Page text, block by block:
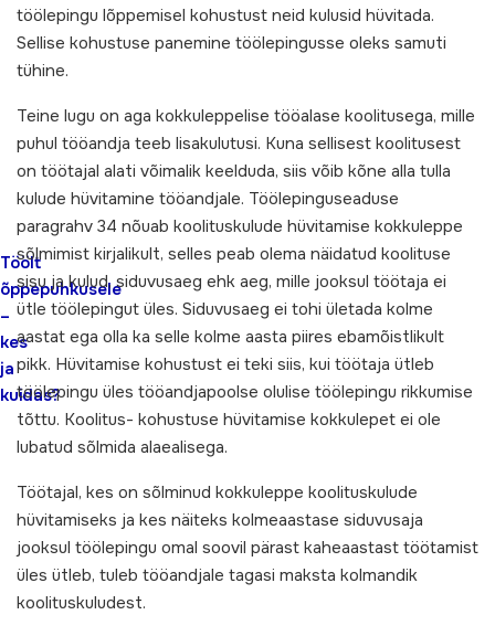
Töölt
õppepuhkusele
–
kes
ja
kuidas?
töölepingu lõppemisel kohustust neid kulusid hüvitada.
Sellise kohustuse panemine töölepingusse oleks samuti
tühine.
Teine lugu on aga kokkuleppelise tööalase koolitusega, mille
puhul tööandja teeb lisakulutusi. Kuna sellisest koolitusest
on töötajal alati võimalik keelduda, siis võib kõne alla tulla
kulude hüvitamine tööandjale. Töölepinguseaduse
paragrahv 34 nõuab koolituskulude hüvitamise kokkuleppe
sõlmimist kirjalikult, selles peab olema näidatud koolituse
sisu ja kulud, siduvusaeg ehk aeg, mille jooksul töötaja ei
ütle töölepingut üles. Siduvusaeg ei tohi ületada kolme
aastat ega olla ka selle kolme aasta piires ebamõistlikult
pikk. Hüvitamise kohustust ei teki siis, kui töötaja ütleb
töölepingu üles tööandjapoolse olulise töölepingu rikkumise
tõttu. Koolitus- kohustuse hüvitamise kokkulepet ei ole
lubatud sõlmida alaealisega.
Töötajal, kes on sõlminud kokkuleppe koolituskulude
hüvitamiseks ja kes näiteks kolmeaastase siduvusaja
jooksul töölepingu omal soovil pärast kaheaastast töötamist
üles ütleb, tuleb tööandjale tagasi maksta kolmandik
koolituskuludest.